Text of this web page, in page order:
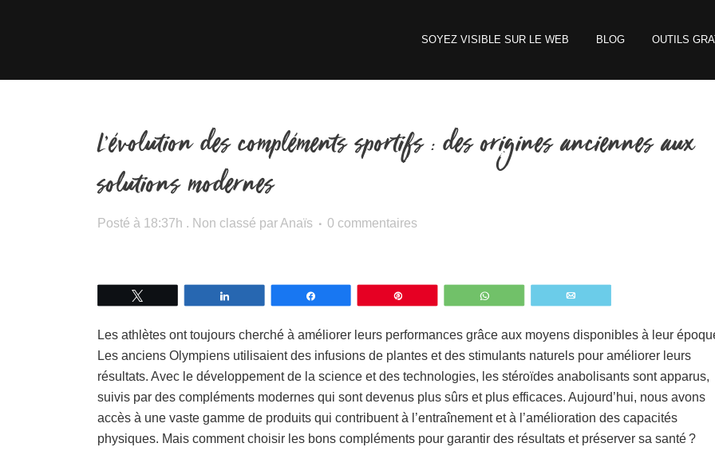
SOYEZ VISIBLE SUR LE WEB BLOG OUTILS
L’évolution des compléments sportifs : des origines anciennes aux
solutions modernes
Posté à 18:37h . Non classé parAnaïs 0 commentaires
Les athlètes ont toujours cherché à améliorer leurs performances grâce aux moyens disponibles à leur
Les anciens Olympiens utilisaient des infusions de plantes et des stimulants naturels pour améliorer leurs
résultats. Avec le développement de la science et des technologies, les stéroïdes anabolisants sont apparus,
suivis par des compléments modernes qui sont devenus plus sûrs et plus efficaces. Aujourd’hui, nous avons
accès à une vaste gamme de produits qui contribuent à l’entraînement et à l’amélioration des capacités
physiques. Mais comment choisir les bons compléments pour garantir des résultats et préserver sa santé ?